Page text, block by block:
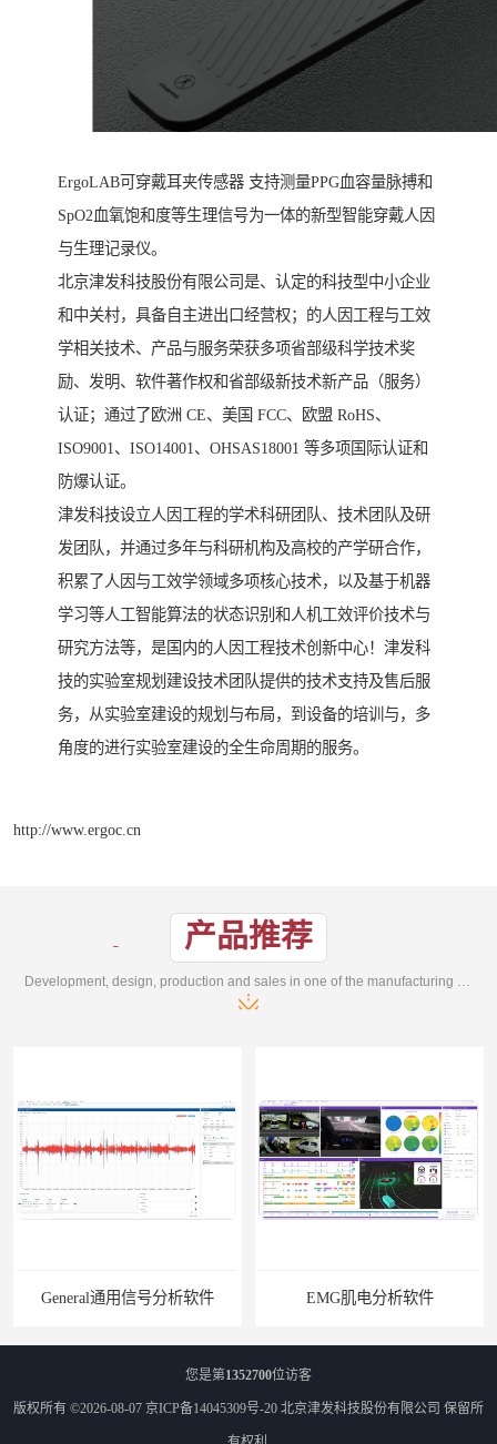
ErgoLAB可穿戴耳夹传感器 支持测量PPG血容量脉搏和
SpO2血氧饱和度等生理信号为一体的新型智能穿戴人因
与生理记录仪。
北京津发科技股份有限公司是、认定的科技型中小企业
和中关村，具备自主进出口经营权；的人因工程与工效
学相关技术、产品与服务荣获多项省部级科学技术奖
励、发明、软件著作权和省部级新技术新产品（服务）
认证；通过了欧洲 CE、美国 FCC、欧盟 RoHS、
ISO9001、ISO14001、OHSAS18001 等多项国际认证和
防爆认证。
津发科技设立人因工程的学术科研团队、技术团队及研
发团队，并通过多年与科研机构及高校的产学研合作，
积累了人因与工效学领域多项核心技术，以及基于机器
学习等人工智能算法的状态识别和人机工效评价技术与
研究方法等，是国内的人因工程技术创新中心！津发科
技的实验室规划建设技术团队提供的技术支持及售后服
务，从实验室建设的规划与布局，到设备的培训与，多
角度的进行实验室建设的全生命周期的服务。
http://www.ergoc.cn
产品推荐
Development, design, production and sales in one of the manufacturing enterprises
General通用信号分析软件 EMG肌电分析软件
您是第1352700位访客
版权所有 ©2026-08-07 京ICP备14045309号-20 北京津发科技股份有限公司 保留所